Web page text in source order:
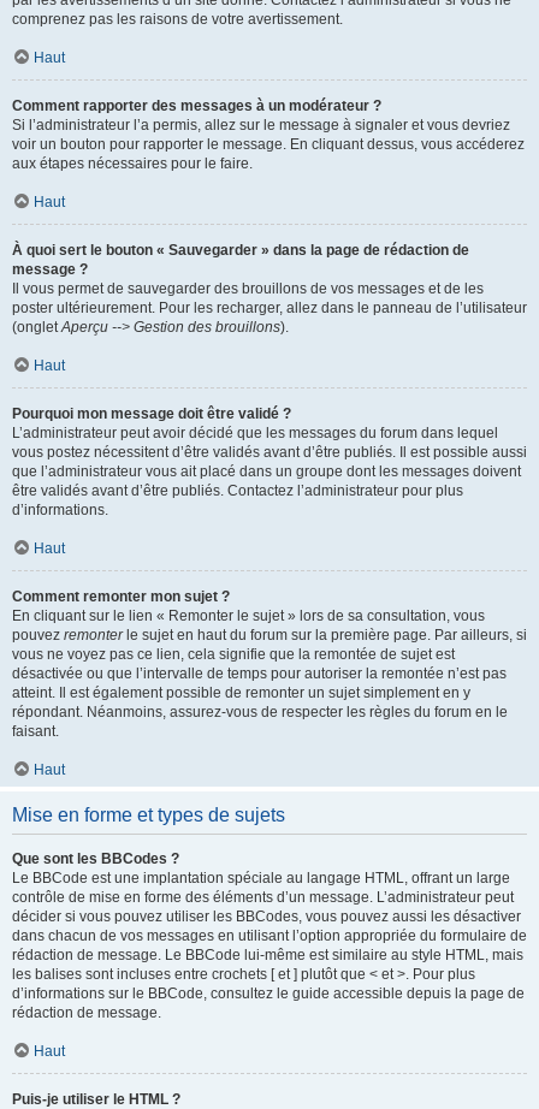
comprenez pas les raisons de votre avertissement.
Haut
Comment rapporter des messages à un modérateur ?
Si l’administrateur l’a permis, allez sur le message à signaler et vous devriez
voir un bouton pour rapporter le message. En cliquant dessus, vous accéderez
aux étapes nécessaires pour le faire.
Haut
À quoi sert le bouton « Sauvegarder » dans la page de rédaction de
message ?
Il vous permet de sauvegarder des brouillons de vos messages et de les
poster ultérieurement. Pour les recharger, allez dans le panneau de l’utilisateur
(ongletAperçu --> Gestion des brouillons).
Haut
Pourquoi mon message doit être validé ?
L’administrateur peut avoir décidé que les messages du forum dans lequel
vous postez nécessitent d’être validés avant d’être publiés. Il est possible aussi
que l’administrateur vous ait placé dans un groupe dont les messages doivent
être validés avant d’être publiés. Contactez l’administrateur pour plus
d’informations.
Haut
Comment remonter mon sujet ?
En cliquant sur le lien « Remonter le sujet » lors de sa consultation, vous
pouvez remonterle sujet en haut du forum sur la première page. Par ailleurs, si
vous ne voyez pas ce lien, cela signifie que la remontée de sujet est
désactivée ou que l’intervalle de temps pour autoriser la remontée n’est pas
atteint. Il est également possible de remonter un sujet simplement en y
répondant. Néanmoins, assurez-vous de respecter les règles du forum en le
faisant.
Haut
Mise en forme et types de sujets
Que sont les BBCodes ?
Le BBCode est une implantation spéciale au langage HTML, offrant un large
contrôle de mise en forme des éléments d’un message. L’administrateur peut
décider si vous pouvez utiliser les BBCodes, vous pouvez aussi les désactiver
dans chacun de vos messages en utilisant l’option appropriée du formulaire de
rédaction de message. Le BBCode lui-même est similaire au style HTML, mais
les balises sont incluses entre crochets [ et ] plutôt que < et >. Pour plus
d’informations sur le BBCode, consultez le guide accessible depuis la page de
rédaction de message.
Haut
Puis-je utiliser le HTML ?